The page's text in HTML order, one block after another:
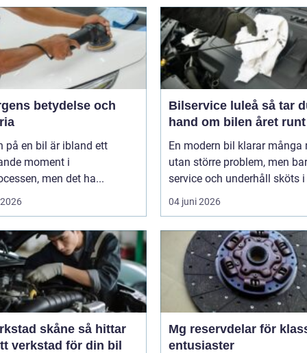
betydelse och
på en bil är ibland ett
moment i
men det ha...
Bilservice luleå så tar du
hand om bilen året runt
En modern bil klarar många
utan större problem, men
service och underhåll sköts i
04 juni 2026
skåne så hittar
verkstad för din bil
Mg reservdelar för
entusiaster